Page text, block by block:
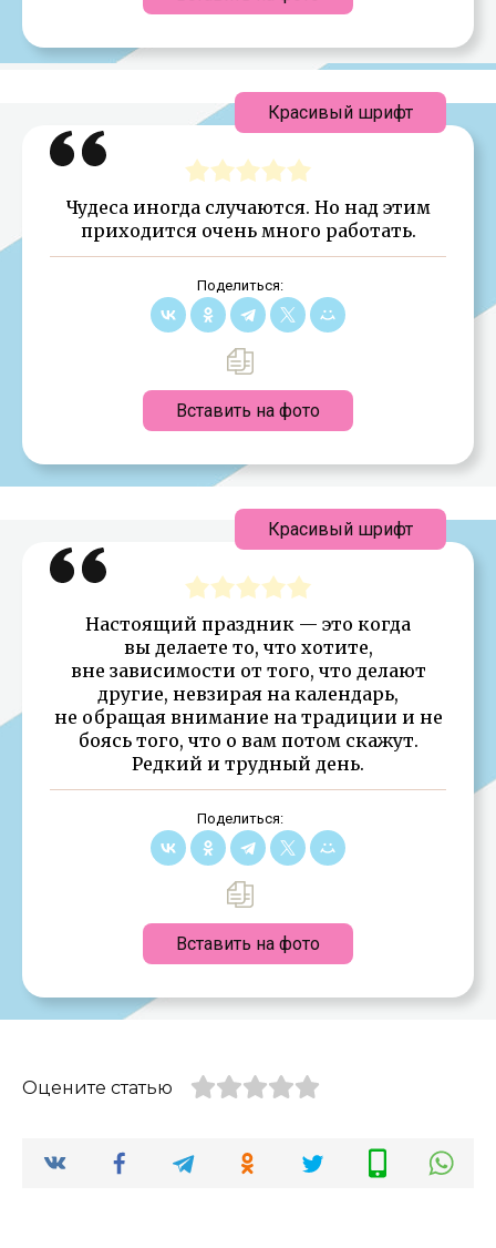
Чудеса иногда случаются. Но над этим
приходится очень много работать.
Поделиться:
Вставить на фото
Красивый шрифт
Настоящий праздник — это когда
вы делаете то, что хотите,
вне зависимости от того, что делают
другие, невзирая на календарь,
не обращая внимание на традиции и не
боясь того, что о вам потом скажут.
Редкий и трудный день.
Поделиться:
Вставить на фото
Красивый шрифт
Оцените статью